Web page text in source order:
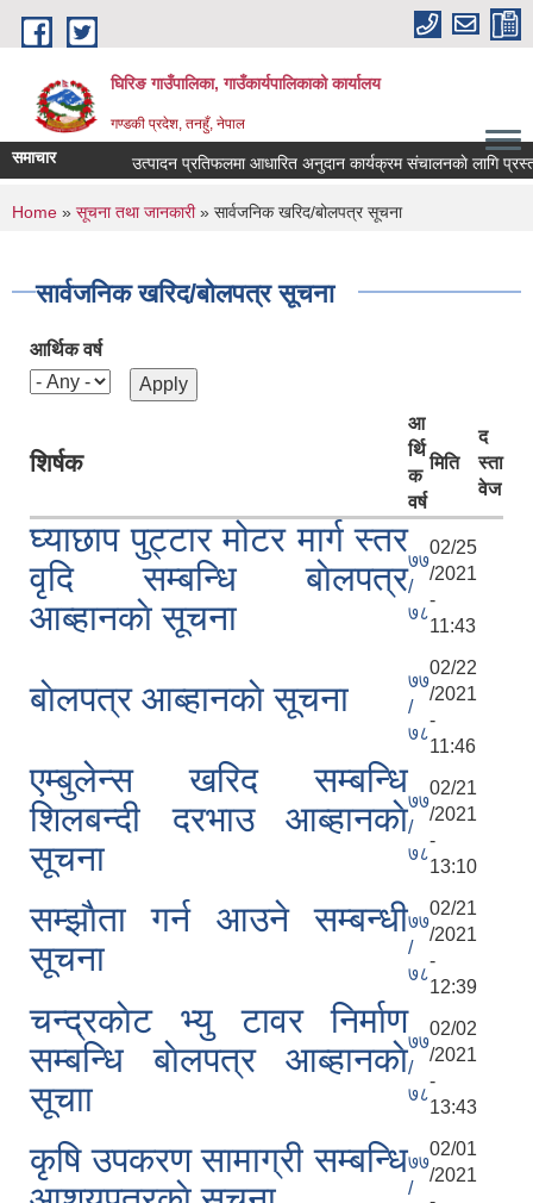
Skip to main content
घिरिङ गाउँपालिका, गाउँकार्यपालिकाको कार्यालय
गण्डकी प्रदेश, तनहुँ, नेपाल
समाचार उत्पादन प्रतिफलमा आधारित अनुदान कार्यक्रम संचालनकाे लागि
You are here
Home » सूचना तथा जानकारी» सार्वजनिक खरिद/बोलपत्र सूचना
सार्वजनिक खरिद/बोलपत्र सूचना
आर्थिक वर्ष
शिर्षक
आ
र्थि
क
वर्ष
मिति
द
स्ता
वेज
घ्याछाप पुट्टार मोटर मार्ग स्तर
वृदि सम्बन्धि बाेलपत्र
आब्हानकाे सूचना
७७
/
७८
02/25
/2021
-
11:43
बाेलपत्र आब्हानकाे सूचना
७७
/
७८
02/22
/2021
-
11:46
एम्बुलेन्स खरिद सम्बन्धि
शिलबन्दी दरभाउ आब्हानकाे
सूचना
७७
/
७८
02/21
/2021
-
13:10
सम्झाैता गर्न आउने सम्बन्धी
सूचना
७७
/
७८
02/21
/2021
-
12:39
चन्द्रकाेट भ्यु टावर निर्माण
सम्बन्धि बाेलपत्र आब्हानकाे
सूचाा
७७
/
७८
02/02
/2021
-
13:43
कृषि उपकरण सामाग्री सम्बन्धि७७
/
02/01
/2021